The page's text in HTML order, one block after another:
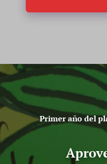
Primer año del